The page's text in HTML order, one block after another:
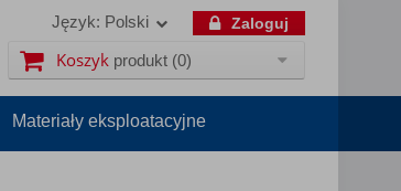
Zaloguj
Język: Polski
Koszyk produkt (0)
Materiały eksploatacyjne